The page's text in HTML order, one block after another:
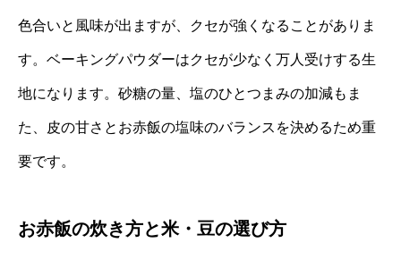
色合いと風味が出ますが、クセが強くなることがありま
す。ベーキングパウダーはクセが少なく万人受けする生
地になります。砂糖の量、塩のひとつまみの加減もま
た、皮の甘さとお赤飯の塩味のバランスを決めるため重
要です。
お赤飯の炊き方と米・豆の選び方